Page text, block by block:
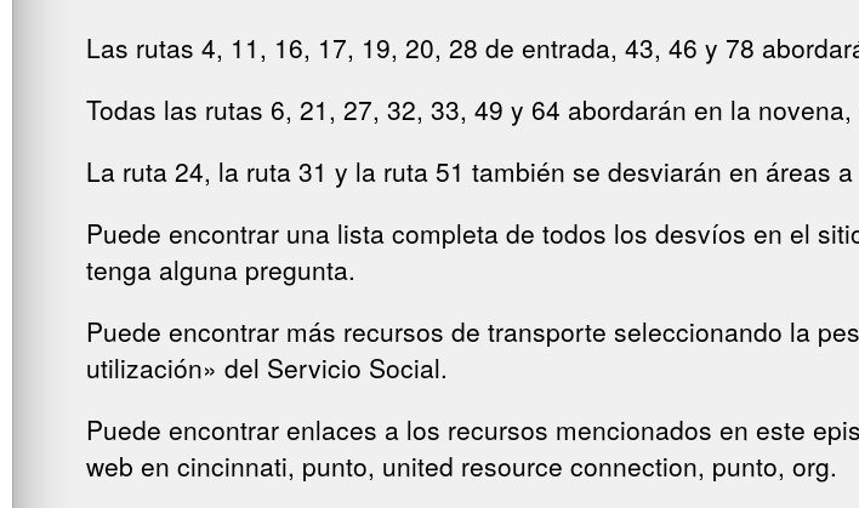
Las rutas 4, 11, 16, 17, 19, 20, 28 de entrada, 43, 46 y 78
Todas las rutas 6, 21, 27, 32, 33, 49 y 64 abordarán en la
La ruta 24, la ruta 31 y la ruta 51 también se desviarán en áreas
Puede encontrar una lista completa de todos los desvíos en el
tenga alguna pregunta.
Puede encontrar más recursos de transporte seleccionando la
utilización» del Servicio Social.
Puede encontrar enlaces a los recursos mencionados en este
web en cincinnati, punto, united resource connection, punto, org.